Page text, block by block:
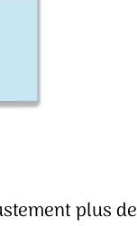
plus de